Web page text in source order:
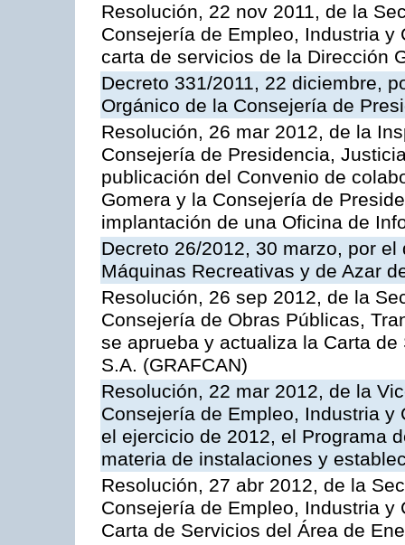
Resolución, 22 nov 2011, de la
Consejería de Empleo, Industria
carta de servicios de la Dirección
Decreto 331/2011, 22 diciembre,
Orgánico de la Consejería de
Resolución, 26 mar 2012, de la
Consejería de Presidencia,
publicación del Convenio de
Gomera y la Consejería de
implantación de una Oficina de
Decreto 26/2012, 30 marzo, por
Máquinas Recreativas y de Azar
Resolución, 26 sep 2012, de la
Consejería de Obras Públicas,
se aprueba y actualiza la Carta
S.A. (GRAFCAN)
Resolución, 22 mar 2012, de la
Consejería de Empleo, Industria
el ejercicio de 2012, el Programa
materia de instalaciones y
Resolución, 27 abr 2012, de la
Consejería de Empleo, Industria
Carta de Servicios del Área de